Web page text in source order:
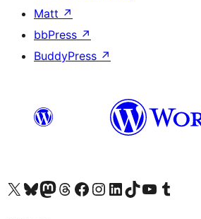
Matt ↗
bbPress ↗
BuddyPress ↗
关注我们的 X（原 Twitter）账号访问我们的 Bluesky 账号关注我们的 Mastodon 账号访问我们的 Threads 账号 访问我们的 Facebook 公共主页关注我们的 Instagram 账号 关注我们的 LinkedIn 主页访问我们的 TikTok 账号访问我们的 YouTube 频道 访问我们的 Tumblr 账号